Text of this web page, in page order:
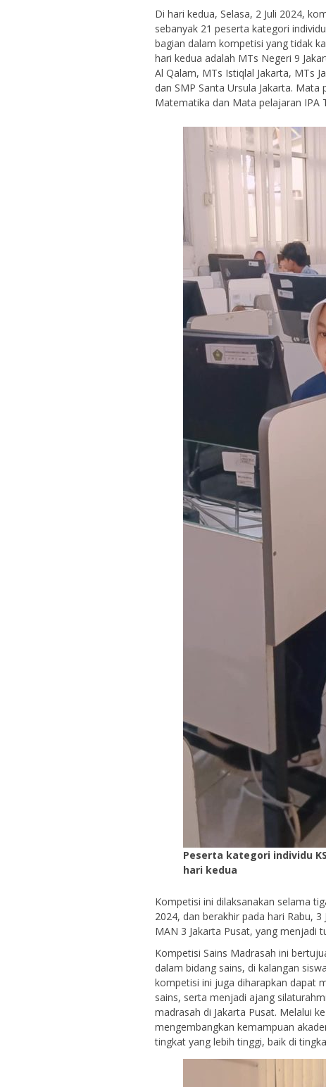
Di hari kedua, Selasa, 2 Juli 2024,
sebanyak 21 peserta kategori
bagian dalam kompetisi yang tidak
hari kedua adalah MTs Negeri 9
Al Qalam, MTs Istiqlal Jakarta, MTs
dan SMP Santa Ursula Jakarta.
Matematika dan Mata pelajaran IPA
Peserta kategori individu
hari kedua
Kompetisi ini dilaksanakan selama
2024, dan berakhir pada hari Rabu,
MAN 3 Jakarta Pusat, yang menjadi
Kompetisi Sains Madrasah ini
dalam bidang sains, di kalangan
kompetisi ini juga diharapkan dapat
sains, serta menjadi ajang
madrasah di Jakarta Pusat. Melalui
mengembangkan kemampuan
tingkat yang lebih tinggi, baik di